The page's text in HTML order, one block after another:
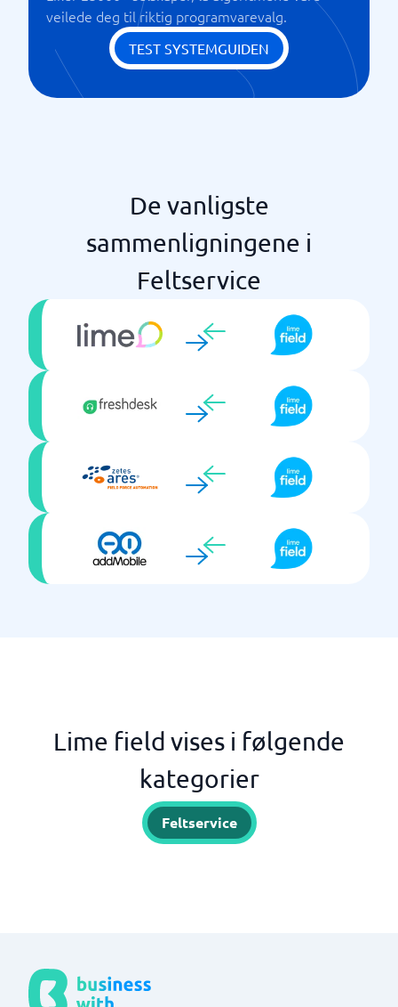
Prosjektbundet utgiftsregistrering
Tidsrapportering
Tilbudsverktøy
veilede deg til riktig programvarevalg.
TEST SYSTEMGUIDEN
De vanligste
sammenligningene i
Feltservice
Lime field vises i følgende
kategorier
Feltservice